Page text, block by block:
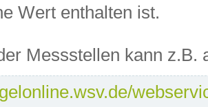
Wert enthalten ist.
Messstellen kann